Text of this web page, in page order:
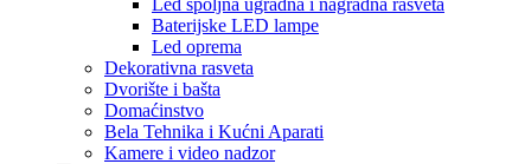
Baterijske LED lampe
Led oprema
Dekorativna rasveta
Dvorište i bašta
Domaćinstvo
Bela Tehnika i Kućni Aparati
Kamere i video nadzor